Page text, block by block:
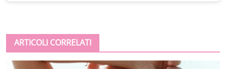
ARTICOLI CORRELATI